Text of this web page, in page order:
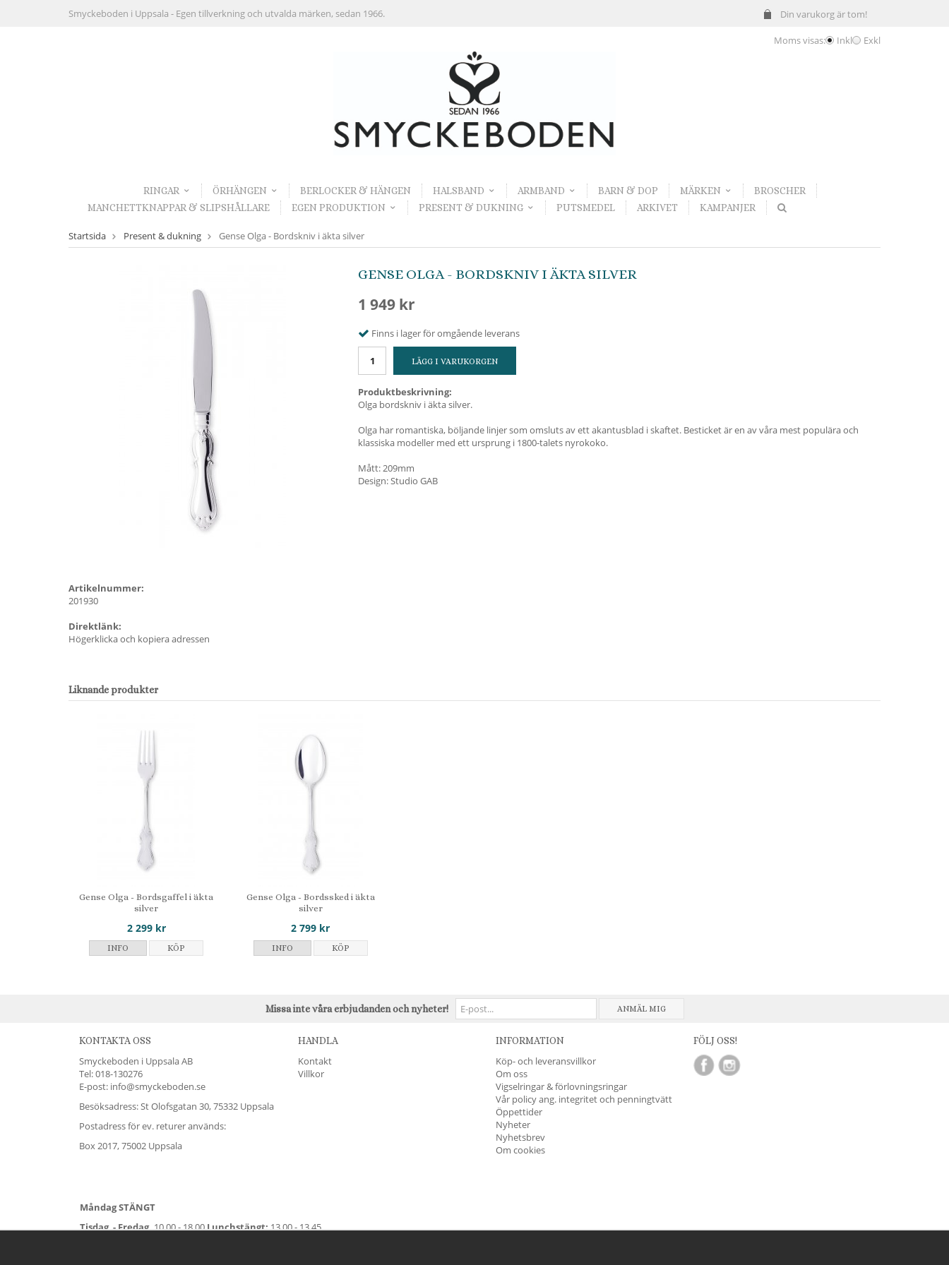
Din varukorg är tom!
Smyckeboden i Uppsala - Egen tillverkning och utvalda märken, sedan 1966.
Moms visas: Inkl Exkl
RINGAR ÖRHÄNGEN BERLOCKER & HÄNGEN HALSBAND ARMBAND BARN & DOP MÄRKEN
BROSCHER
MANCHETTKNAPPAR & SLIPSHÅLLARE
EGEN PRODUKTION PRESENT & DUKNING PUTSMEDEL ARKIVET KAMPANJER
Startsida Present & dukning Gense Olga - Bordskniv i äkta silver
GENSE OLGA - BORDSKNIV I ÄKTA SILVER
1 949 kr
Finns i lager för omgående leverans
LÄGG I VARUKORGEN
Produktbeskrivning:
Olga bordskniv i äkta silver.
Olga har romantiska, böljande linjer som omsluts av ett akantusblad i skaftet. Besticket är en av våra mest populära och
klassiska modeller med ett ursprung i 1800-talets nyrokoko.
Mått: 209mm
Design: Studio GAB
Artikelnummer:
201930
Direktlänk:
Högerklicka och kopiera adressen
Liknande produkter
Gense Olga - Bordsgaffel i äkta
silver
2 299 kr
INFO KÖP
Gense Olga - Bordssked i äkta
silver
2 799 kr
INFO KÖP
Missa inte våra erbjudanden och nyheter! ANMÄL MIG
KONTAKTA OSS
Smyckeboden i Uppsala AB
Tel:018-130276
E-post: info@smyckeboden.se
Besöksadress: St Olofsgatan 30, 75332 Uppsala
Postadress för ev. returer används:
Box 2017, 75002 Uppsala
Måndag STÄNGT
Tisdag - Fredag, 10.00 - 18.00 Lunchstängt: 13.00 - 13.45
HANDLA
Kontakt
Villkor
INFORMATION
Köp- och leveransvillkor
Om oss
Vigselringar & förlovningsringar
Vår policy ang. integritet och penningtvätt
Öppettider
Nyheter
Nyhetsbrev
Om cookies
FÖLJ OSS!